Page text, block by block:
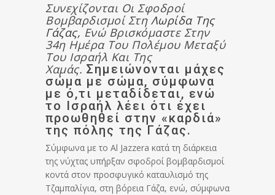
ΣΥνεχίζονται Οι Σφοδροί
Βομβαρδισμοί Στη Λωρίδα Της
Γάζας,Ενώ Βρισκόμαστε Στην
34η Ημέρα Του Πολέμου Μεταξύ
Του Ισραήλ Και Της
Χαμάς. Σημειώνονται μάχες
σώμα με σώμα, σύμφωνα
με ό,τι μεταδίδεται, ενώ
το Ισραήλ λέει ότι έχει
προωθηθεί στην «καρδιά»
της πόλης της Γάζας.
Σύμφωνα με το Al Jazzera κατά τη διάρκεια
της νύχτας υπήρξαν σφοδροί βομβαρδισμοί
κοντά στον προσφυγικό καταυλισμό της
Τζαμπαλίγια, στη βόρεια Γάζα, ενώ, σύμφωνα